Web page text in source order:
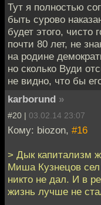
Тут я полностью
быть сурово
будет этого, чисто
почти 80 лет, не
на родине
но сколько Вуди
не видно, что бы
karborund »
#20 | 03.02.14 23:07
Кому: biozon, #16
> Дык капитализм
Миша Кузнецов
никто не дал. И в
жизнь лучше не